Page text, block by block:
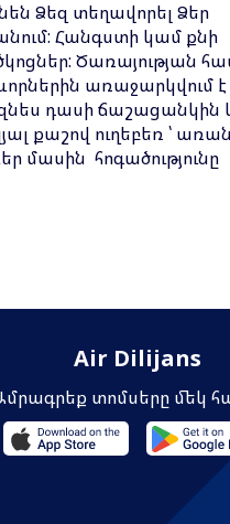
Ձեզ տեղավորել Ձեր
Հանգստի կամ քնի
Ծառայության
առաջարկվում է
դասի ճաշացանկին
քաշով ուղեբեռ ՝
մասին հոգածությունը
Air Dilijans
տոմսերը մեկ